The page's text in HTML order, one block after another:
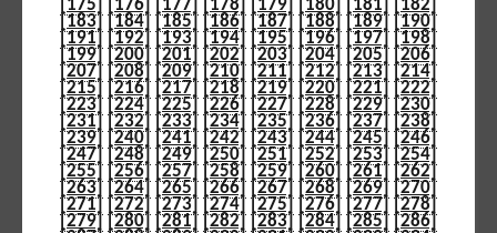
[175] [176] [177] [178] [179] [180] [181] [182]
[183] [184] [185] [186] [187] [188] [189] [190]
[191] [192] [193] [194] [195] [196] [197] [198]
[199] [200] [201] [202] [203] [204] [205] [206]
[207] [208] [209] [210] [211] [212] [213] [214]
[215] [216] [217] [218] [219] [220] [221] [222]
[223] [224] [225] [226] [227] [228] [229] [230]
[231] [232] [233] [234] [235] [236] [237] [238]
[239] [240] [241] [242] [243] [244] [245] [246]
[247] [248] [249] [250] [251] [252] [253] [254]
[255] [256] [257] [258] [259] [260] [261] [262]
[263] [264] [265] [266] [267] [268] [269] [270]
[271] [272] [273] [274] [275] [276] [277] [278]
[279] [280] [281] [282] [283] [284] [285] [286]